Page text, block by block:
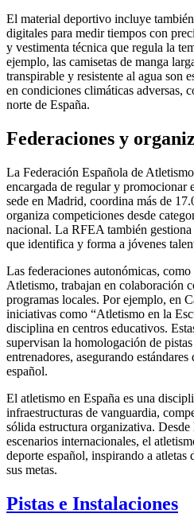
El material deportivo incluye
digitales para medir tiempos con
y vestimenta técnica que regula la
ejemplo, las camisetas de manga
transpirable y resistente al agua son
en condiciones climáticas adversas,
norte de España.
Federaciones y
La Federación Española de
encargada de regular y promocionar
sede en Madrid, coordina más de
organiza competiciones desde
nacional. La RFEA también
que identifica y forma a jóvenes
Las federaciones autonómicas,
Atletismo, trabajan en colaboración
programas locales. Por ejemplo, en
iniciativas como “Atletismo en la
disciplina en centros educativos.
supervisan la homologación de
entrenadores, asegurando
español.
El atletismo en España es una
infraestructuras de vanguardia,
sólida estructura organizativa. Desde
escenarios internacionales, el
deporte español, inspirando a atletas
sus metas.
Pistas e Instalaciones